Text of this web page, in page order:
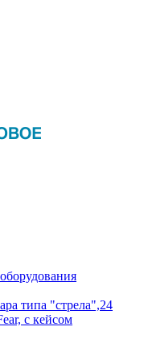
типа "стрела",24
с кейсом